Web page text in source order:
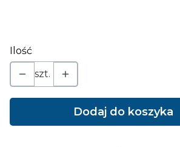
Ilość
szt.
Dodaj do koszyka